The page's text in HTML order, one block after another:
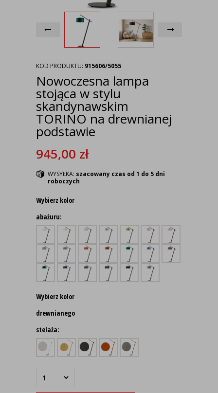
KOD PRODUKTU: 915606/5055
Nowoczesna lampa
stojąca w stylu
skandynawskim
TORINO na drewnianej
podstawie
945,00 zł
WYSYŁKA: szacowany czas od 1 do 5 dni
roboczych
Wybierz kolor
abażuru:
Wybierz kolor
drewnianego
stelaża: